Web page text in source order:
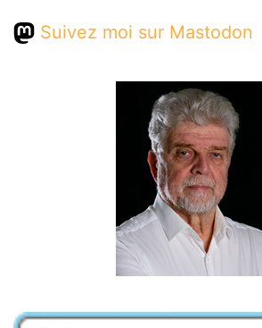
Suivez moi sur Mastodon